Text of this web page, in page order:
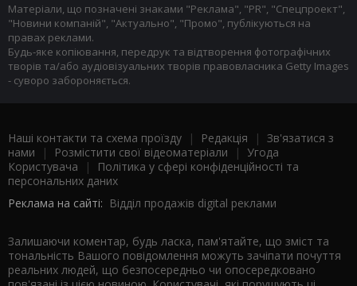
Матеріали, що позначені знаками "Реклама", "PR", "Спецпроект",
"Новини компаній", "Актуально", "Промо", публікуються на
правах реклами.
Будь-яке копіювання, передрук та відтворення фотографічних
творів та/або аудіовізуальних творів правовласника Getty Images
- суворо забороняється.
Наші контакти та схема проїзду | Редакція | Зв'язатися з
нами | Розмістити свої відеоматеріали | Угода
Користувача |
Політика у сфері конфіденційності та
персональних даних
Реклама на сайті: Відділ продажів digital реклами
Залишаючи коментар, будь ласка, пам'ятайте, що зміст та
тональність Вашого повідомлення можуть зачіпати почуття
реальних людей, що безпосередньо чи опосередковано